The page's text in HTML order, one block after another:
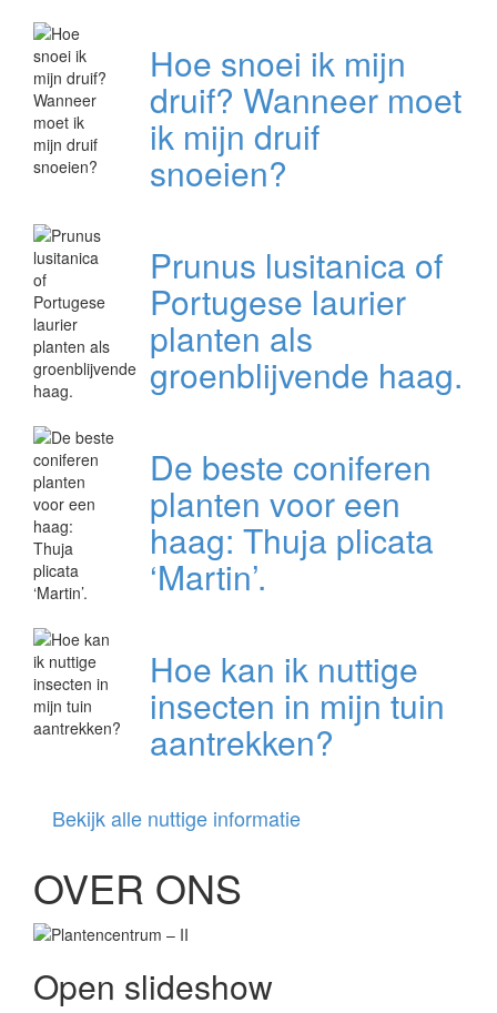
Hoe snoei ik mijn
druif? Wanneer moet
ik mijn druif
snoeien?
Prunus lusitanica of
Portugese laurier
planten als
groenblijvende haag.
De beste coniferen
planten voor een
haag: Thuja plicata
‘Martin’.
Hoe kan ik nuttige
insecten in mijn tuin
aantrekken?
Bekijk alle nuttige informatie
OVER ONS
Open slideshow